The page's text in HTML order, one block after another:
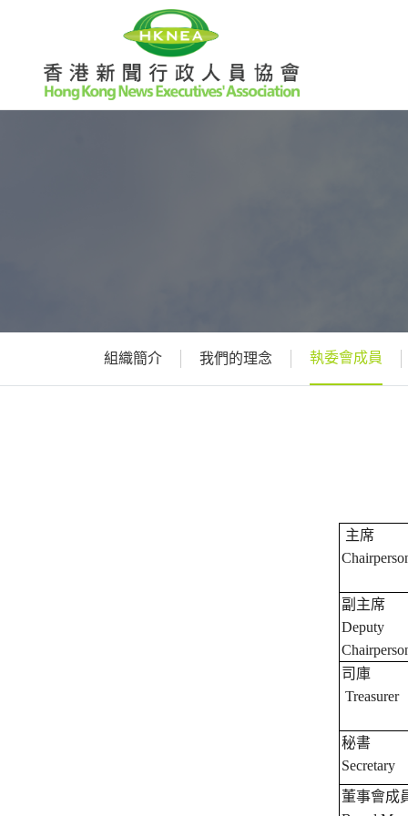
組織簡介 我們的理念 執委會成員
主席
副主席
Deputy
司庫
Treasurer
秘書
Secretary
董事會成